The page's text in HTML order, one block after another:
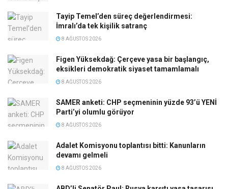
Tayip Temel’den süreç değerlendirmesi:
İmralı’da tek kişilik satranç
8 AĞUSTOS 2026
Figen Yüksekdağ: Çerçeve yasa bir başlangıç,
eksikleri demokratik siyaset tamamlamalı
8 AĞUSTOS 2026
SAMER anketi: CHP seçmeninin yüzde 93’ü YENİ
Parti’yi olumlu görüyor
8 AĞUSTOS 2026
Adalet Komisyonu toplantısı bitti: Kanunların
devamı gelmeli
8 AĞUSTOS 2026